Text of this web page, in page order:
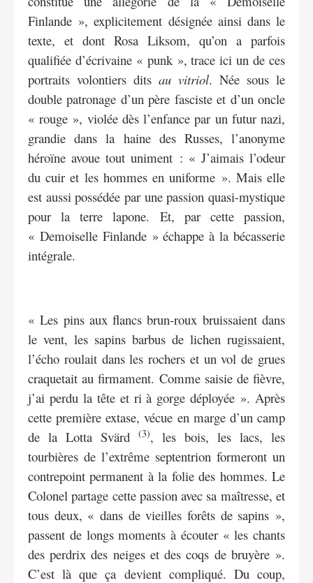
Finlande », explicitement désignée ainsi dans le
texte, et dont Rosa Liksom, qu’on a parfois
qualifiée d’écrivaine « punk », trace ici un de ces
portraits volontiers dits au vitriol. Née sous le
double patronage d’un père fasciste et d’un oncle
« rouge », violée dès l’enfance par un futur nazi,
grandie dans la haine des Russes, l’anonyme
héroïne avoue tout uniment : « J’aimais l’odeur
du cuir et les hommes en uniforme ». Mais elle
est aussi possédée par une passion quasi-mystique
pour la terre lapone. Et, par cette passion,
« Demoiselle Finlande » échappe à la bécasserie
intégrale.
« Les pins aux flancs brun-roux bruissaient dans
le vent, les sapins barbus de lichen rugissaient,
l’écho roulait dans les rochers et un vol de grues
craquetait au firmament. Comme saisie de fièvre,
j’ai perdu la tête et ri à gorge déployée ». Après
cette première extase, vécue en marge d’un camp
de la Lotta Svärd
(3), les bois, les lacs, les
tourbières de l’extrême septentrion formeront un
contrepoint permanent à la folie des hommes. Le
Colonel partage cette passion avec sa maîtresse, et
tous deux, « dans de vieilles forêts de sapins »,
passent de longs moments à écouter « les chants
des perdrix des neiges et des coqs de bruyère ».
C’est là que ça devient compliqué. Du coup,